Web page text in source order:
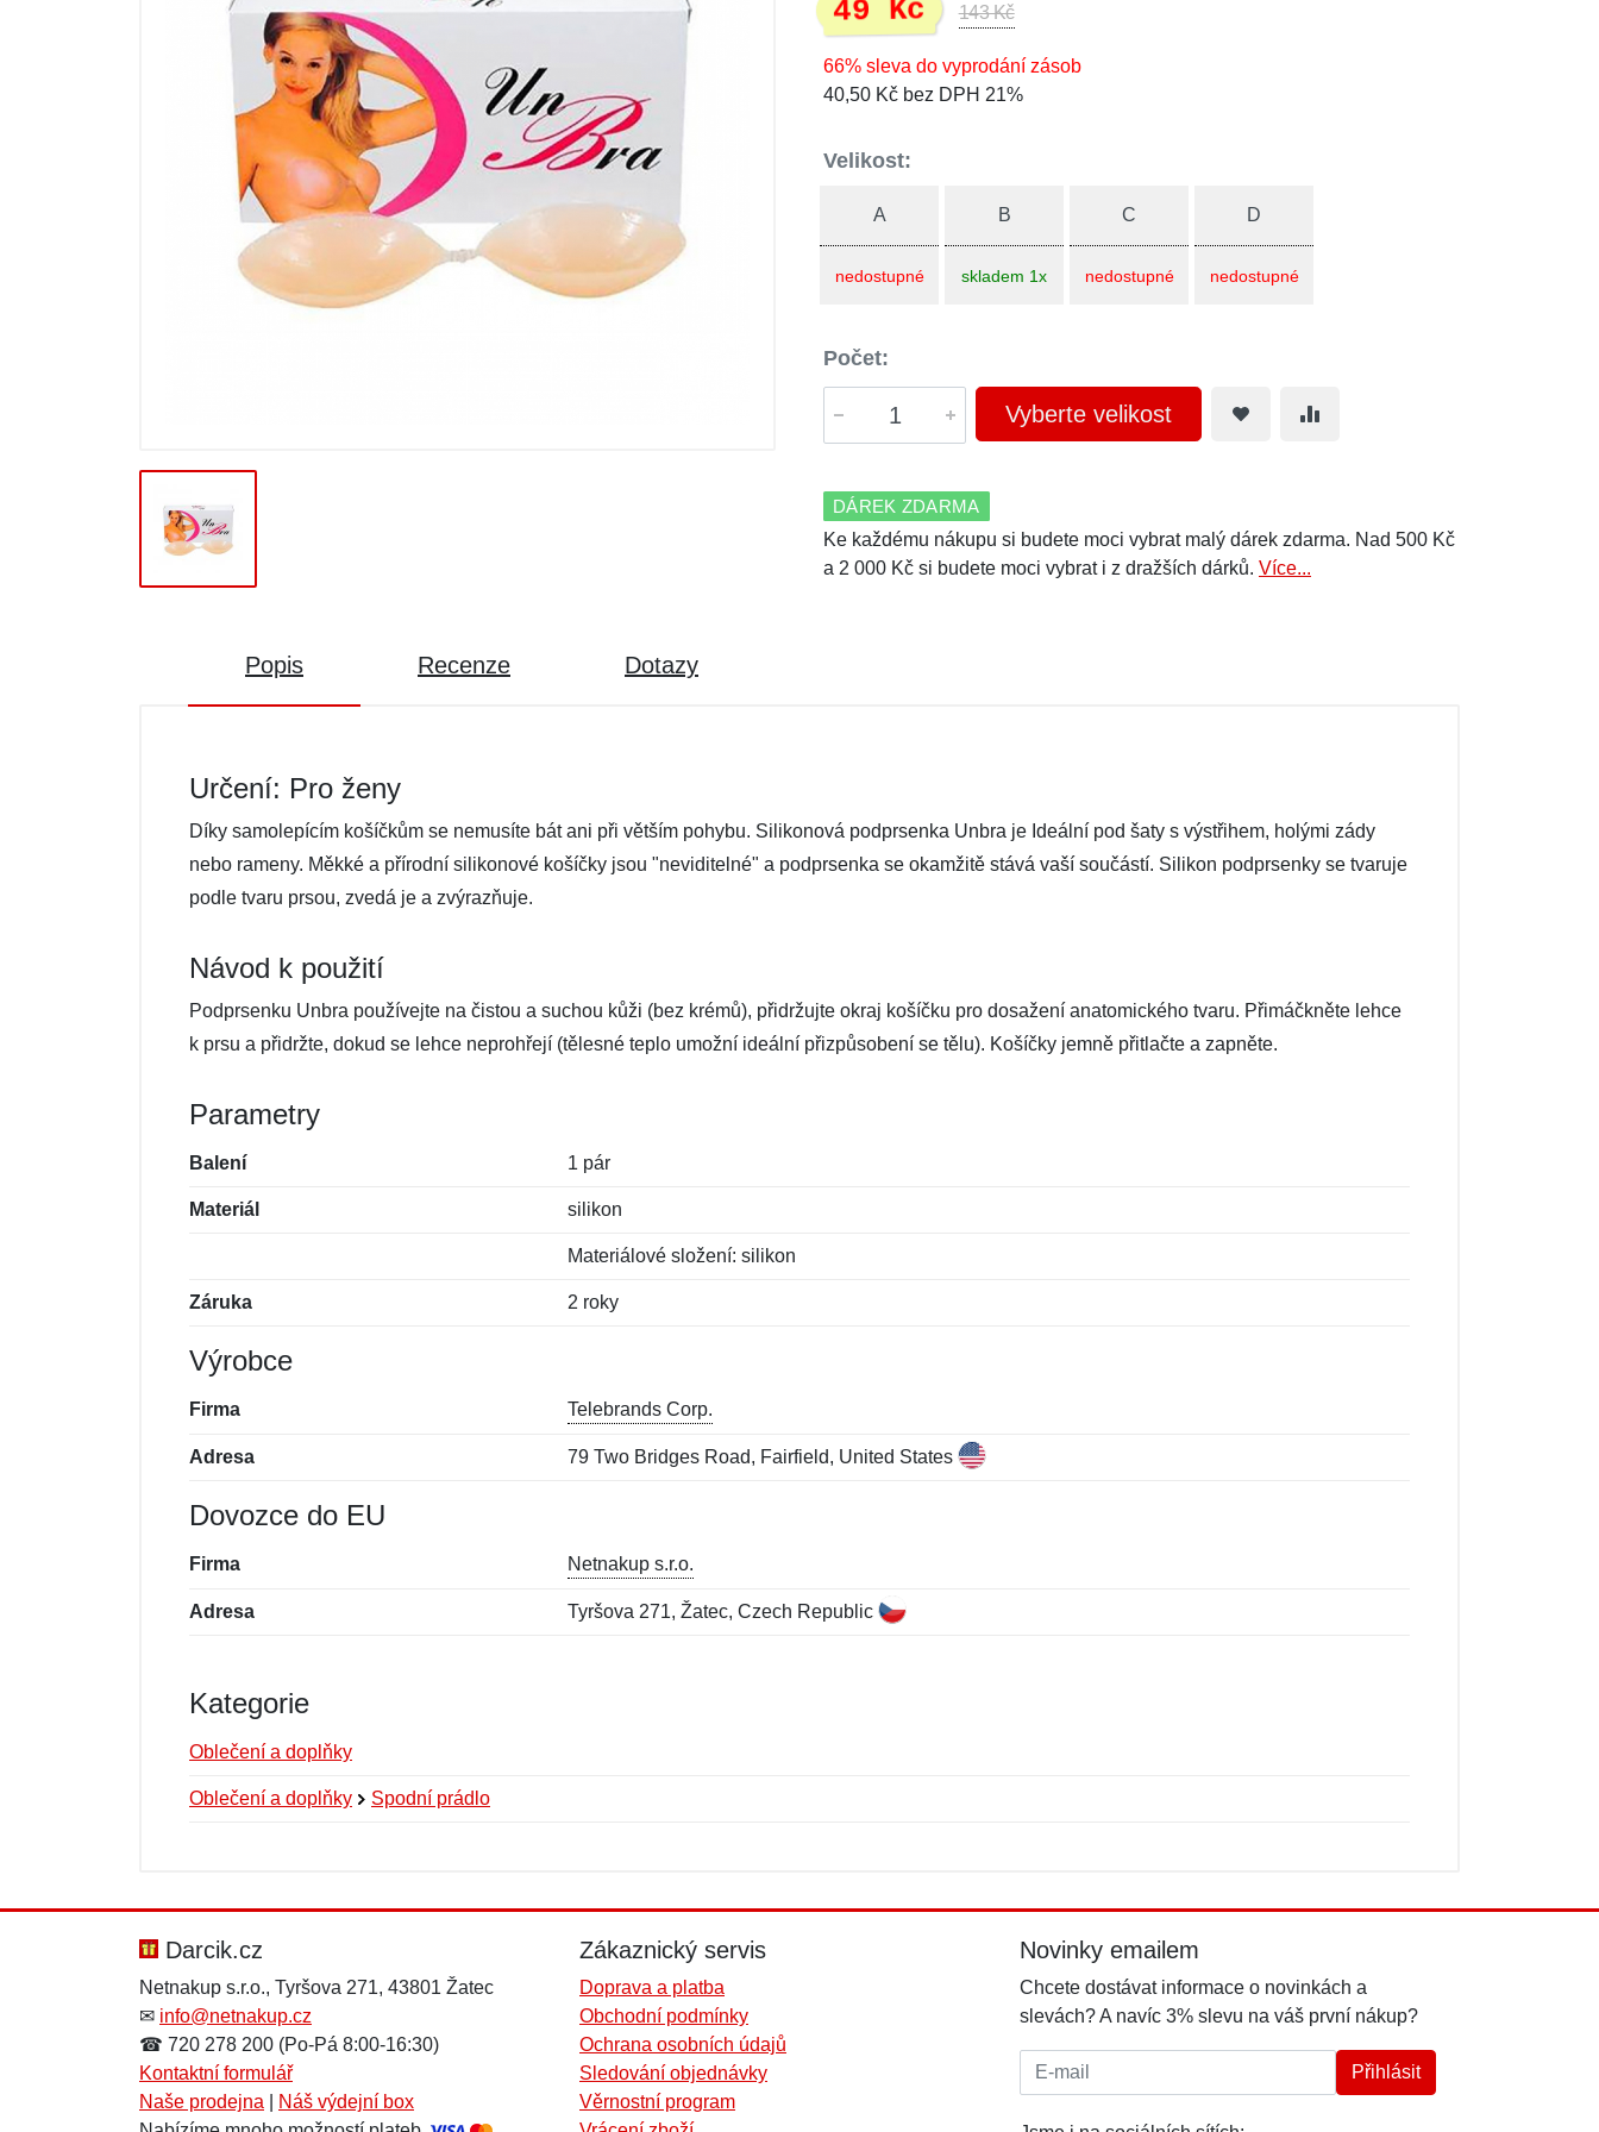
Výprodej
49 Kč 143 Kč
66% sleva do vyprodání zásob
40,50 Kč bez DPH 21%
Velikost:
A
nedostupné
B
skladem 1x
C
nedostupné
D
nedostupné
Počet:
Vyberte velikost
DÁREK ZDARMA
Ke každému nákupu si budete moci vybrat malý dárek zdarma. Nad 500 Kč
a 2 000 Kč si budete moci vybrat i z dražších dárků. Více...
Popis Recenze Dotazy
Určení: Pro ženy
Díky samolepícím košíčkům se nemusíte bát ani při větším pohybu. Silikonová podprsenka Unbra je Ideální pod šaty s výstřihem, holými zády
nebo rameny. Měkké a přírodní silikonové košíčky jsou "neviditelné" a podprsenka se okamžitě stává vaší součástí. Silikon podprsenky se tvaruje
podle tvaru prsou, zvedá je a zvýrazňuje.
Návod k použití
Podprsenku Unbra používejte na čistou a suchou kůži (bez krémů), přidržujte okraj košíčku pro dosažení anatomického tvaru. Přimáčkněte lehce
k prsu a přidržte, dokud se lehce neprohřejí (tělesné teplo umožní ideální přizpůsobení se tělu). Košíčky jemně přitlačte a zapněte.
Parametry
Balení 1 pár
Materiál silikon
Materiálové složení: silikon
Záruka 2 roky
Výrobce
Firma Telebrands Corp.
Adresa 79 Two Bridges Road, Fairfield, United States
Dovozce do EU
Firma Netnakup s.r.o.
Adresa Tyršova 271, Žatec, Czech Republic
Kategorie
Oblečení a doplňky
Oblečení a doplňky Spodní prádlo
Zpráva*
Zpráva*
Darcik.cz
Netnakup s.r.o., Tyršova 271, 43801 Žatec
✉ info@netnakup.cz
☎ 720 278 200 (Po-Pá 8:00-16:30)
Kontaktní formulář
Naše prodejna
Náš výdejní box
Zákaznický servis
Doprava a platba
Obchodní podmínky
Ochrana osobních údajů
Sledování objednávky
Věrnostní program
Novinky emailem
Chcete dostávat informace o novinkách a
slevách? A navíc 3% slevu na váš první nákup?
E-mail: Přihlásit